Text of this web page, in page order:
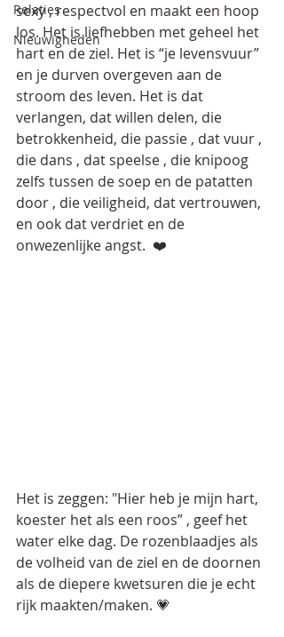
Relaties
Nieuwigheden
sexy , respectvol en maakt een hoop
los. Het is liefhebben met geheel het
hart en de ziel. Het is “je levensvuur”
en je durven overgeven aan de
stroom des leven. Het is dat
verlangen, dat willen delen, die
betrokkenheid, die passie , dat vuur ,
die dans , dat speelse , die knipoog
zelfs tussen de soep en de patatten
door , die veiligheid, dat vertrouwen,
en ook dat verdriet en de
onwezenlijke angst.  ❤️
Het is zeggen: "Hier heb je mijn hart,
koester het als een roos” , geef het
water elke dag. De rozenblaadjes als
de volheid van de ziel en de doornen
als de diepere kwetsuren die je echt
rijk maakten/maken. 💗